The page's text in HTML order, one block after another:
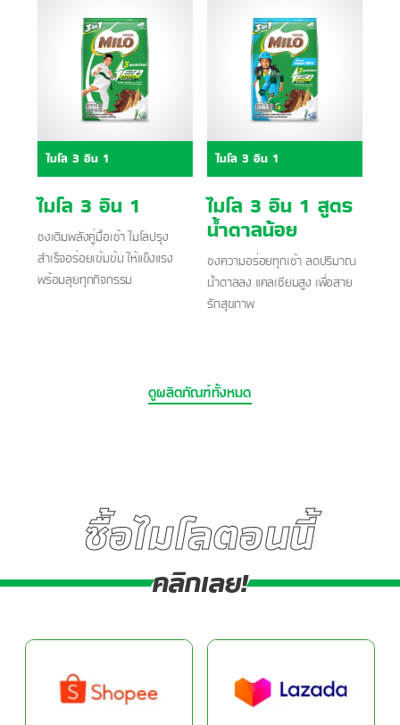
ไมโล 3 อิน 1
ไมโล 3 อิน 1
ชงเติมพลังคู่มื้อเช้า ไมโลปรุง
สำเร็จอร่อยเข้มข้น ให้แข็งแรง
พร้อมลุยทุกกิจกรรม
ไมโล 3 อิน 1
ไมโล 3 อิน 1 สูตร
น้ำตาลน้อย
ชงความอร่อยทุกเช้า ลดปริมาณ
น้ำตาลลง แคลเซียมสูง เพื่อสาย
รักสุขภาพ
ดูผลิตภัณฑ์ทั้งหมด
ซื้อไมโลตอนนี้
คลิกเลย!